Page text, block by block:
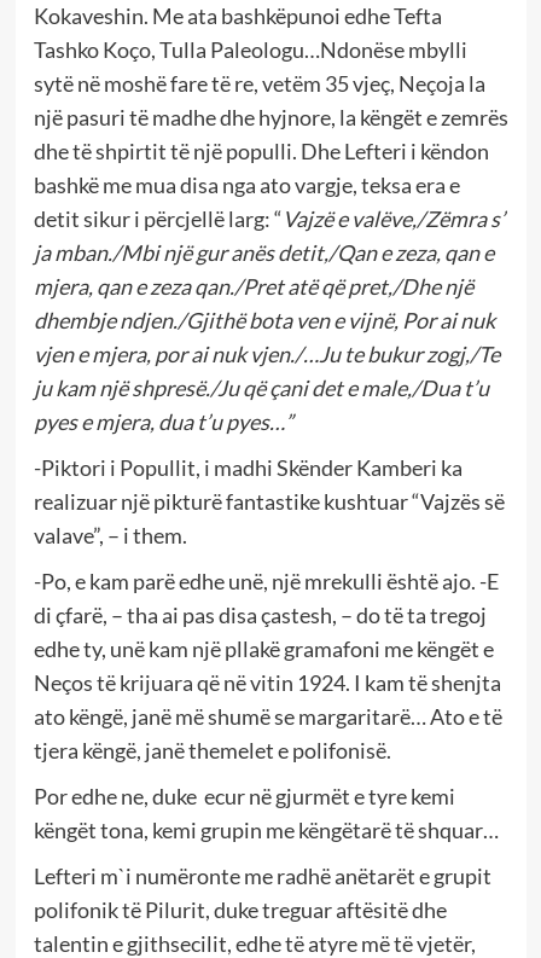
Kokaveshin. Me ata bashkëpunoi edhe Tefta
Tashko Koço, Tulla Paleologu…Ndonëse mbylli
sytë në moshë fare të re, vetëm 35 vjeç, Neçoja la
një pasuri të madhe dhe hyjnore, la këngët e zemrës
dhe të shpirtit të një populli. Dhe Lefteri i këndon
bashkë me mua disa nga ato vargje, teksa era e
detit sikur i përcjellë larg: “Vajzë e valëve,/Zëmra s’
ja mban./Mbi një gur anës detit,/Qan e zeza, qan e
mjera, qan e zeza qan./Pret atë që pret,/Dhe një
dhembje ndjen./Gjithë bota ven e vijnë, Por ai nuk
vjen e mjera, por ai nuk vjen./…Ju te bukur zogj,/Te
ju kam një shpresë./Ju që çani det e male,/Dua t’u
pyes e mjera, dua t’u pyes…”
-Piktori i Popullit, i madhi Skënder Kamberi ka
realizuar një pikturë fantastike kushtuar “Vajzës së
valave”, – i them.
-Po, e kam parë edhe unë, një mrekulli është ajo. -E
di çfarë, – tha ai pas disa çastesh, – do të ta tregoj
edhe ty, unë kam një pllakë gramafoni me këngët e
Neços të krijuara që në vitin 1924. I kam të shenjta
ato këngë, janë më shumë se margaritarë… Ato e të
tjera këngë, janë themelet e polifonisë.
Por edhe ne, duke ecur në gjurmët e tyre kemi
këngët tona, kemi grupin me këngëtarë të shquar…
Lefteri m`i numëronte me radhë anëtarët e grupit
polifonik të Pilurit, duke treguar aftësitë dhe
talentin e gjithsecilit, edhe të atyre më të vjetër,